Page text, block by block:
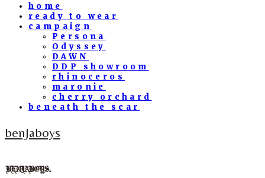
home
ready to wear
campaign
Persona
Odyssey
DAWN
DDP showroom
rhinoceros
maronie
cherry orchard
beneath the scar
benJaboys